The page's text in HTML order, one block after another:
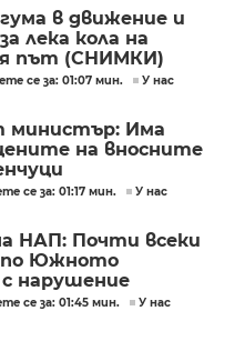
в движение и
лека кола на
път (СНИМКИ)
се за: 01:07 мин. У нас
министър: Има
на вносните
се за: 01:17 мин. У нас
НАП: Почти всеки
по Южното
нарушение
се за: 01:45 мин. У нас